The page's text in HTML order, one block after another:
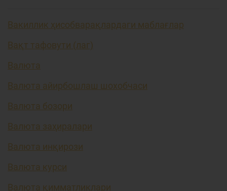
Вакиллик ҳисобварақлардаги маблағлар
Вақт тафовути (лаг)
Валюта
Валюта айирбошлаш шохобчаси
Валюта бозори
Валюта заҳиралари
Валюта инқирози
Валюта курси
Валюта қимматликлари